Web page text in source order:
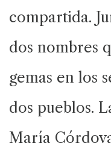
compartida.
dos nombres
gemas en los
dos pueblos.
María